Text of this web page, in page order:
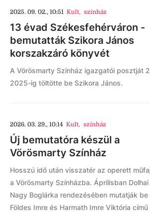
2025. 09. 02., 10:51 Kult, színház
13 évad Székesfehérváron -
bemutatták Szikora János
korszakzáró könyvét
A Vörösmarty Színház igazgatói posztját
2025-ig töltötte be Szikora János.
2026. 03. 29., 10:14 Kult, színház
Új bemutatóra készül a
Vörösmarty Színház
Hosszú idő után visszatér az operett
a Vörösmarty Színházba. Áprilisban
Nagy Boglárka rendezésében mutatják be
Földes Imre és Harmath Imre Viktória című